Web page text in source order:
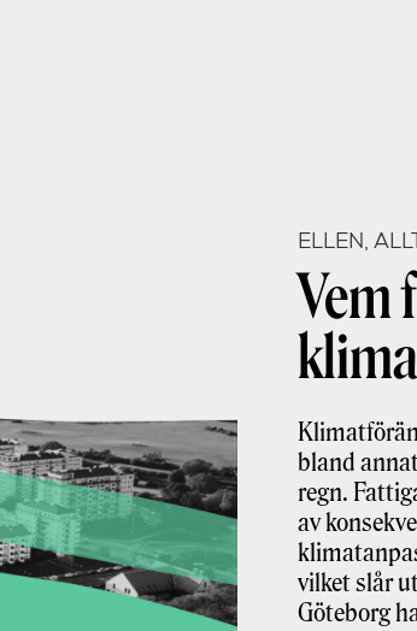
ELLEN,
Vem
bland
regn.
av
vilket slår
Göteborg